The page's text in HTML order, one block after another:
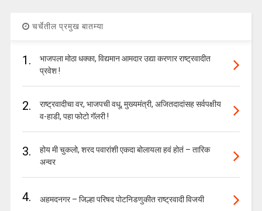
चर्चेतील प्रमुख बातम्या
1.
भाजपला मोठा धक्का, विद्यमान आमदार उद्या करणार राष्ट्रवादीत
प्रवेश !
2.
राष्ट्रवादीचा वर, भाजपची वधू, मुख्यमंत्री, अजितदादांसह सर्वपक्षीय
व-हाडी, पहा फोटो गॅलरी !
3.
होय मी चुकलो, शरद पवारांशी एकदा बोलायला हवं होतं – तारिक
अन्वर
4. अहमदनगर – जिल्हा परिषद पोटनिडणुकीत राष्ट्रवादी विजयी